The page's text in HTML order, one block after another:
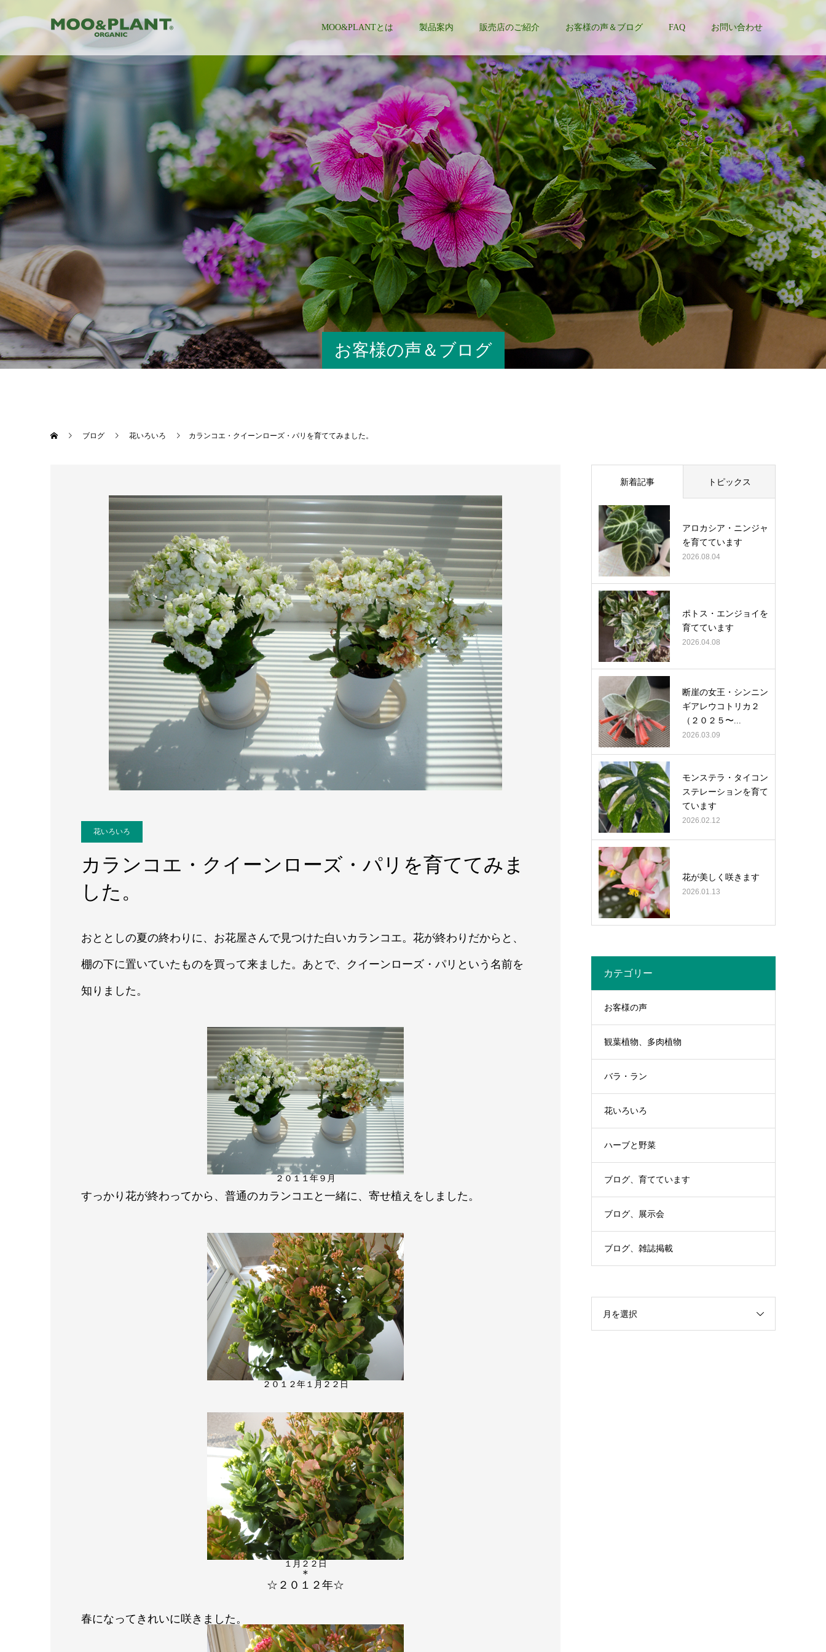
MOO&PLANTとは 製品案内 販売店のご紹介 お客様の声＆ブログ FAQ お問い合わせ
お客様の声＆ブログ
ブログ 花いろいろ カランコエ・クイーンローズ・パリを育ててみました。
花いろいろ
カランコエ・クイーンローズ・パリを育ててみま
した。
おととしの夏の終わり に、 お花屋さんで見つけた白いカランコエ。 花が終わ り だからと、
棚の下に置いていた ものを買って来ました。 あとで、ク イ ーンローズ・パリという名前を
知りました。
２０１１年９月
すっかり花が終わってから、普通のカランコエと一緒に、寄せ植えをしました。
２０１２年１月２２日
１月２２日
＊
☆２０１２年☆
春になってきれいに咲きました。
新着記事 トピックス
アロカシア・ニンジャ
を育てています
2026.08.04
ポトス・エンジョイを
育てています
2026.04.08
断崖の女王・シンニン
ギアレウコトリカ２
（２０２５〜...
2026.03.09
モンステラ・タイコン
ステレーションを育て
ています
2026.02.12
花が美しく咲きます
2026.01.13
カテゴリー
お客様の声
観葉植物、多肉植物
バラ・ラン
花いろいろ
ハーブと野菜
ブログ、育てています
ブログ、展示会
ブログ、雑誌掲載
月を選択